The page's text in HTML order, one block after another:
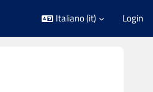
Italiano ‎(it)‎ Login